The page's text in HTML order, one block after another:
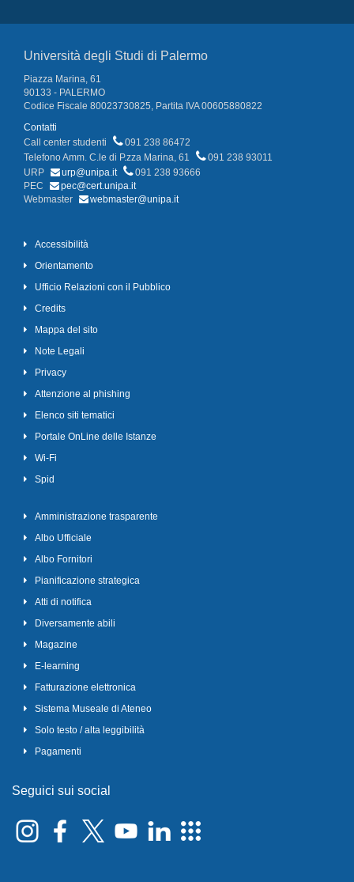
Università degli Studi di Palermo
Piazza Marina, 61
90133 - PALERMO
Codice Fiscale 80023730825, Partita IVA 00605880822
Contatti
Call center studenti
091 238 86472
Telefono Amm. C.le di P.zza Marina, 61
091 238 93011
URP
urp@unipa.it
091 238 93666
PEC
pec@cert.unipa.it
Webmaster
webmaster@unipa.it
Accessibilità
Orientamento
Ufficio Relazioni con il Pubblico
Credits
Mappa del sito
Note Legali
Privacy
Attenzione al phishing
Elenco siti tematici
Portale OnLine delle Istanze
Wi-Fi
Spid
Amministrazione trasparente
Albo Ufficiale
Albo Fornitori
Pianificazione strategica
Atti di notifica
Diversamente abili
Magazine
E-learning
Fatturazione elettronica
Sistema Museale di Ateneo
Solo testo / alta leggibilità
Pagamenti
Seguici sui social